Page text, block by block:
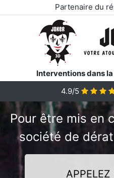
Partenaire du
Interventions dans
4.9/5
Pour être mis en
société de